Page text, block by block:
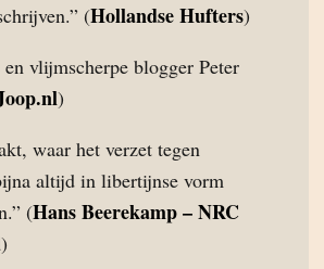
(Hollandse Hufters)
vlijmscherpe blogger Peter
)
waar het verzet tegen
altijd in libertijnse vorm
(Hans Beerekamp – NRC
)